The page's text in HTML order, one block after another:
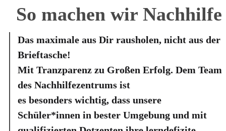
So machen wir Nachhilfe
Das maximale aus Dir rausholen, nicht aus der
Brieftasche!
Mit Tranzparenz zu Großen Erfolg. Dem Team
des Nachhilfezentrums ist
es besonders wichtig, dass unsere
Schüler*innen in bester Umgebung und mit